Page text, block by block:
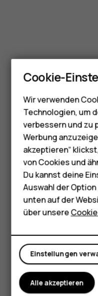
Feature
Telefone
Zubehör
HMD
Für
Tablets
Shop
Mein Konto
Cookie-
Wir verwenden
Technologien, um
verbessern und zu
Werbung
akzeptieren“
von Cookies und
Du kannst deine
Auswahl der
unten auf der
über unsere
Einstellungen
Alle akzeptieren